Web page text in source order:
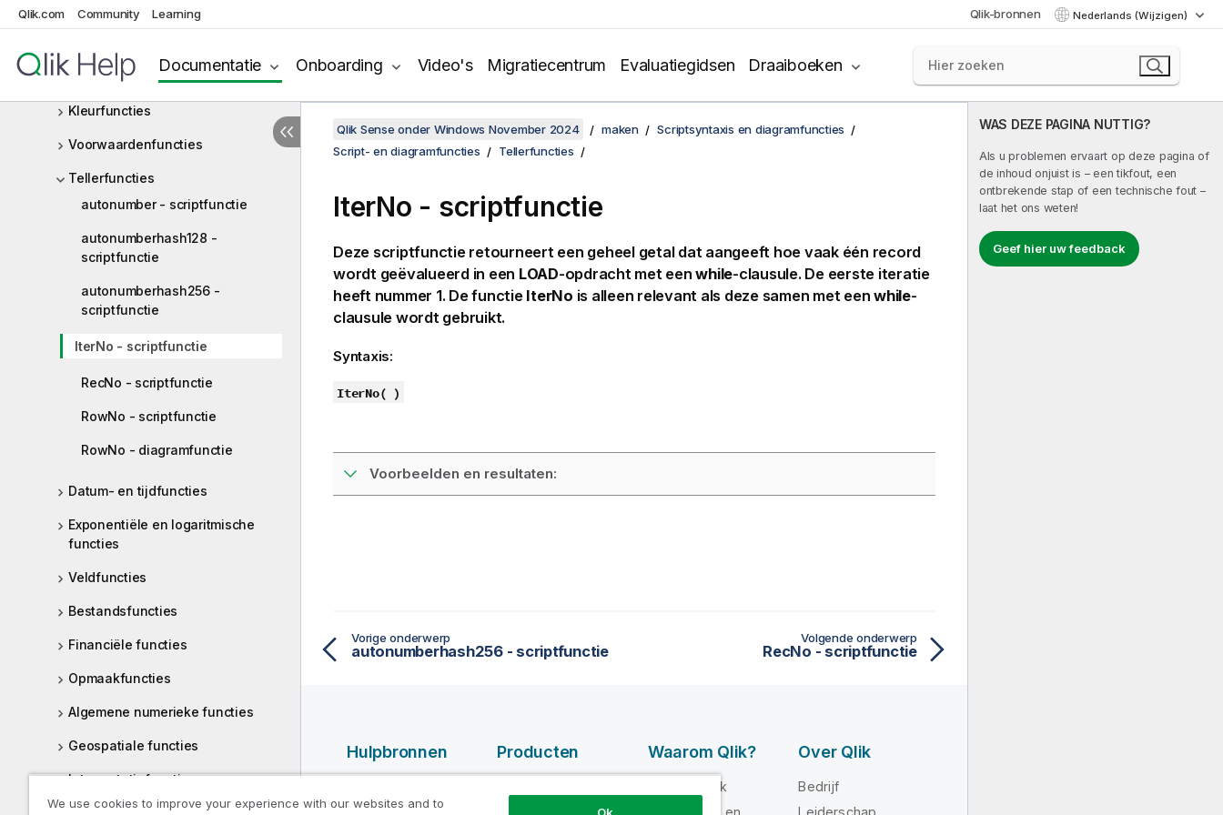
Qlik.com Community Learning Qlik-bronnen Nederlands (Wijzigen)
Documentatie Onboarding Video's Migratiecentrum Evaluatiegidsen Draaiboeken
Script- en diagramfuncties
Aggr - diagramfunctie
Kleurfuncties
Voorwaardenfuncties
Tellerfuncties
autonumber - scriptfunctie
autonumberhash128 -
scriptfunctie
autonumberhash256 -
scriptfunctie
IterNo - scriptfunctie
RecNo - scriptfunctie
RowNo - scriptfunctie
RowNo - diagramfunctie
Datum- en tijdfuncties
Exponentiële en logaritmische
functies
Veldfuncties
Bestandsfuncties
Financiële functies
Opmaakfuncties
Algemene numerieke functies
Geospatiale functies
Interpretatiefuncties
WAS DEZE PAGINA NUTTIG?
Als u problemen ervaart op deze pagina of
de inhoud onjuist is – een tikfout, een
ontbrekende stap of een technische fout –
laat het ons weten!
Geef hier uw feedback
Qlik Sense onder Windows November 2024 maken
Scriptsyntaxis en diagramfuncties
Script- en diagramfuncties
Tellerfuncties
IterNo - scriptfunctie
Deze scriptfunctie retourneert een geheel getal dat aangeeft hoe vaak één record
wordt geëvalueerd in een LOAD-opdracht met eenwhile-clausule. De eerste iteratie
heeft nummer 1. De functie IterNo is alleen relevant als deze samen met een while-
clausule wordt gebruikt.
Syntaxis:
IterNo( )
Voorbeelden en resultaten:
Vorige onderwerp
autonumberhash256 - scriptfunctie
Volgende onderwerp
RecNo - scriptfunctie
Hulpbronnen
Qlik Developer
Producten
RATIE EN
Waarom Qlik?
Waarom Qlik
Vertrouwen en
Over Qlik
Bedrijf
Leiderschap
We use cookies to improve your experience with our websites and to